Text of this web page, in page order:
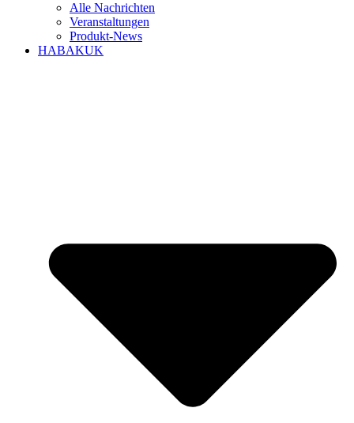
Alle Nachrichten
Veranstaltungen
Produkt-News
HABAKUK